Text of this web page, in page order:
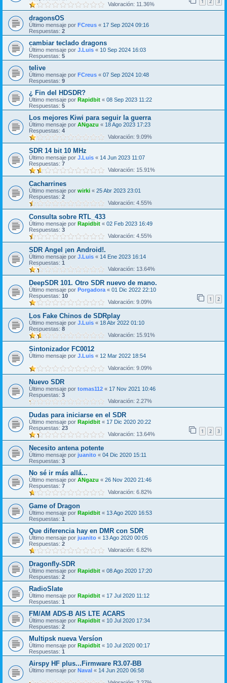
Valoración: 11.36%
dragonsOS
Último mensaje por FCreus « 17 Sep 2024 09:16
Respuestas: 2
cambiar teclado dragons
Último mensaje por J.Luis « 10 Sep 2024 16:03
Respuestas: 5
telive
Último mensaje por FCreus « 07 Sep 2024 10:48
Respuestas: 9
¿ Fin del HDSDR?
Último mensaje por Rapidbit « 08 Sep 2023 11:22
Respuestas: 5
Los mejores Kiwi para seguir la guerra
Último mensaje por ANgazu « 18 Ago 2023 17:23
Respuestas: 4
Valoración: 9.09%
SDR 14 bit 10 MHz
Último mensaje por J.Luis « 14 Jun 2023 11:07
Respuestas: 7
Valoración: 15.91%
Cacharrines
Último mensaje por wirki « 25 Abr 2023 23:01
Respuestas: 2
Valoración: 4.55%
Consulta sobre RTL_433
Último mensaje por Rapidbit « 02 Feb 2023 16:49
Respuestas: 3
Valoración: 4.55%
SDR Angel ¡en Android!.
Último mensaje por J.Luis « 14 Ene 2023 16:14
Respuestas: 1
Valoración: 13.64%
DeepSDR 101. Otro SDR nuevo de mano.
Último mensaje por Porgadora « 01 Dic 2022 22:10
Respuestas: 10 1 2
Valoración: 9.09%
Los Fake Chinos de SDRplay
Último mensaje por J.Luis « 18 Abr 2022 01:10
Respuestas: 8
Valoración: 15.91%
Sintonizador FC0012
Último mensaje por J.Luis « 12 Mar 2022 18:54
Valoración: 9.09%
Nuevo SDR
Último mensaje por tomas112 « 17 Nov 2021 10:46
Respuestas: 3
Valoración: 2.27%
Dudas para iniciarse en el SDR
Último mensaje por Rapidbit « 17 Dic 2020 20:22
Respuestas: 23 1 2 3
Valoración: 13.64%
Necesito antena potente
Último mensaje por juanito « 04 Dic 2020 15:11
Respuestas: 3
No sé ir más allá...
Último mensaje por ANgazu « 26 Nov 2020 21:46
Respuestas: 7
Valoración: 6.82%
Game of Dragon
Último mensaje por Rapidbit « 13 Ago 2020 16:53
Respuestas: 1
Que diferencia hay en DMR con SDR
Último mensaje por juanito « 13 Ago 2020 00:05
Respuestas: 2
Valoración: 6.82%
Dragonfly-SDR
Último mensaje por Rapidbit « 08 Ago 2020 17:20
Respuestas: 2
RadioSlate
Último mensaje por Rapidbit « 17 Jul 2020 11:12
Respuestas: 1
FM/AM ADS-B AIS LTE ACARS
Último mensaje por Rapidbit « 10 Jul 2020 17:34
Respuestas: 2
Multipsk nueva Versíon
Último mensaje por Rapidbit « 10 Jul 2020 00:17
Respuestas: 1
Airspy HF plus...Firmware R3.07-BB
Último mensaje por Naval « 14 Jun 2020 06:58